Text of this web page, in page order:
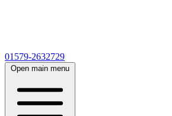
01579-2632729
Open main menu